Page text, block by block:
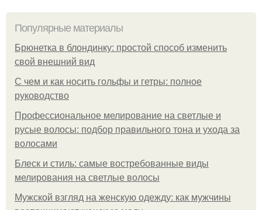
Популярные материалы
Брюнетка в блондинку: простой способ изменить
свой внешний вид
С чем и как носить гольфы и гетры: полное
руководство
Профессиональное мелирование на светлые и
русые волосы: подбор правильного тона и ухода за
волосами
Блеск и стиль: самые востребованные виды
мелирования на светлые волосы
Мужской взгляд на женскую одежду: как мужчины